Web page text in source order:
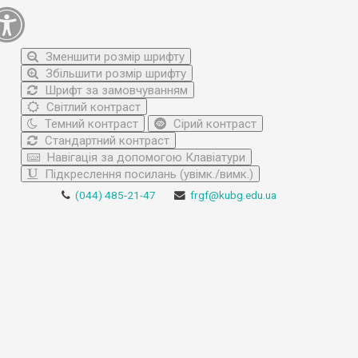
Зменшити розмір шрифту
Збільшити розмір шрифту
Шрифт за замовчуванням
Світлий контраст
Темний контраст
Сірий контраст
Стандартний контраст
Навігація за допомогою Клавіатури
Підкреслення посилань (увімк./вимк.)
(044) 485-21-47 frgf@kubg.edu.ua